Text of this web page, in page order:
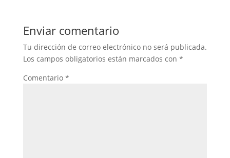
Enviar comentario
Tu dirección de correo electrónico no será publicada.
Los campos obligatorios están marcados con *
Comentario *